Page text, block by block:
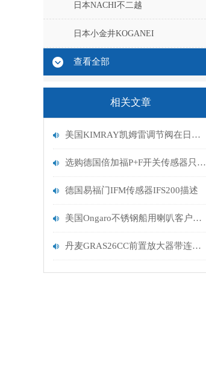
日本NACHI不二越
日本小金井KOGANEI
查看全部
相关文章
美国KIMRAY凯姆雷调节阀在日常中的维护小技巧
选购德国倍加福P+F开关传感器只需考虑这六点便可
德国易福门IFM传感器IFS200描述
美国Ongaro不锈钢船用喇叭客户订货到图
丹麦GRAS26CC前置放大器带连接器